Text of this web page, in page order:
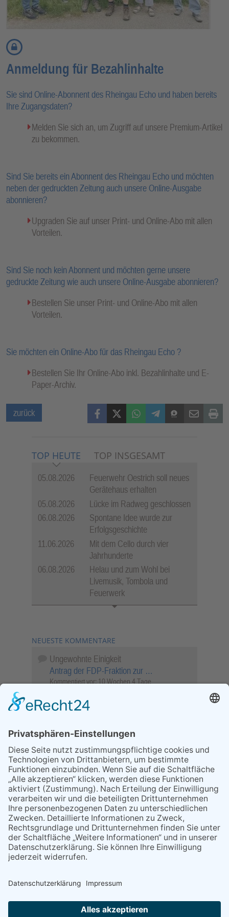
Anmeldung für Bezahlinhalte
Sie sind Online-Abonnent des Rheingau Echo und haben bereits
Ihre Zugangsdaten?
Melden Sie sich an, um Zugriff auf unsere Premium-Artikel
zu bekommen.
Sind Sie bereits ein Abonnent des Rheingau Echo und möchten
neben der gedruckten Zeitung auch unsere Online-Ausgabe
abonnieren?
Upgraden Sie auf unser Print- und Online-Abo mit allen
Vorteilen.
Sind Sie noch kein Abonnent und möchten gerne unsere
gedruckte Zeitung wie auch unsere Online-Ausgabe abonnieren?
Bestellen Sie unser Print- und Online-Abo mit allen
Vorteilen.
Sie möchten ein Online-Abo für das Rheingau Echo ?
Bestellen Sie Ihr Online-Abo inkl. Bezahlinhalte und E-
Paper-Archiv.
zurück FacebookX (Twitter)WhatsAppTelegramThreemaMail Print
TOP HEUTE TOP INSGESAMT
05.08.2026
Feuerwehr Oestrich soll neues
Gerätehaus erhalten
05.08.2026
Lücke im Radweg geschlossen
06.08.2026
Spontane Idee wurde zur
Erfolgsgeschichte
11.06.2026
Mit dem Cello durch vier
Jahrhunderte
06.08.2026
Helau und zum Wohl bei
Livemusik, Tombola und
Feuerwerk
NEUESTE KOMMENTARE
Ungewohnte Einigkeit
Antrag der FDP-Fraktion zur …
Kommentiert vor: 10 Wochen 4 Tage
Objekt …
Kommentiert vor: 25 Wochen 5 Tage
Sperrung für Wassersportler schlägt hohe
Wellen
Sperrung der Stillgewässer
Kommentiert vor:1 Jahr 50 Wochen
Literarischer Rückblick
Alte Schule
Kommentiert vor:3 Jahre 18 Wochen
Abschaltung der Straßenbeleuchtung
Abschaltung der Strassenbeleuchtung
Kommentiert vor:3 Jahre 29 Wochen
NACH OBEN